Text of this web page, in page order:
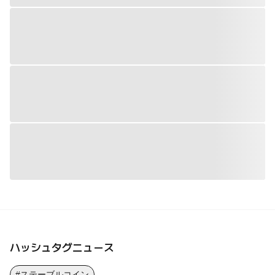
ハッシュタグニュース